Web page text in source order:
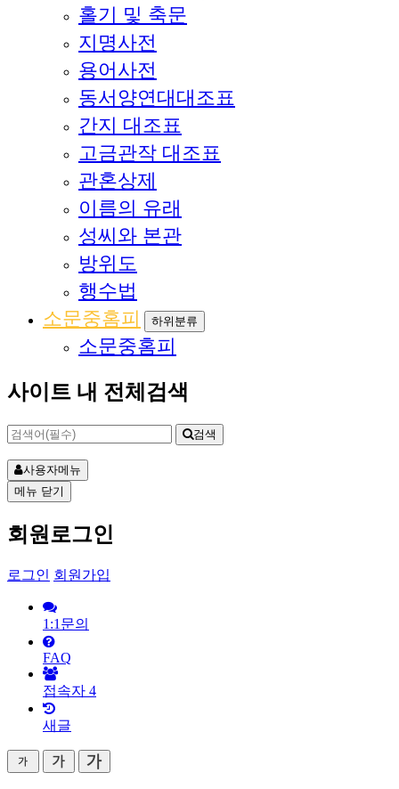
홀기 및 축문
지명사전
용어사전
동서양연대대조표
간지 대조표
고금관작 대조표
관혼상제
이름의 유래
성씨와 본관
방위도
행수법
소문중홈피
하위분류
소문중홈피
사이트 내 전체검색
검색
사용자메뉴
메뉴 닫기
회원로그인
로그인 회원가입
1:1문의
FAQ
접속자 4
새글